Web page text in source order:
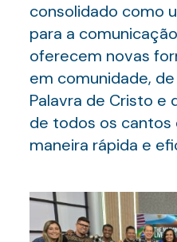
consolidado como
para a
oferecem novas
em comunidade,
Palavra de Cristo e
de todos os cantos
maneira rápida e